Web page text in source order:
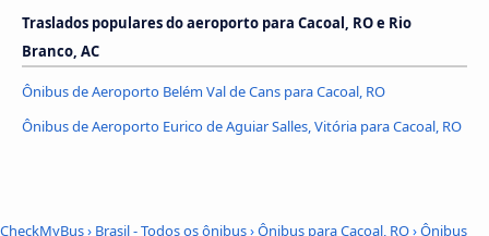
Traslados populares do aeroporto para Cacoal, RO e Rio
Branco, AC
Ônibus de Aeroporto Belém Val de Cans para Cacoal, RO
Ônibus de Aeroporto Eurico de Aguiar Salles, Vitória para Cacoal, RO
CheckMyBus› Brasil - Todos os ônibus›Ônibus para Cacoal, RO›Ônibus